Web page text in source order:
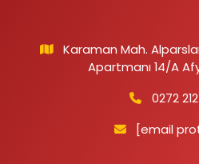
Karaman Mah.
Apartmanı 14/A
0272
[email